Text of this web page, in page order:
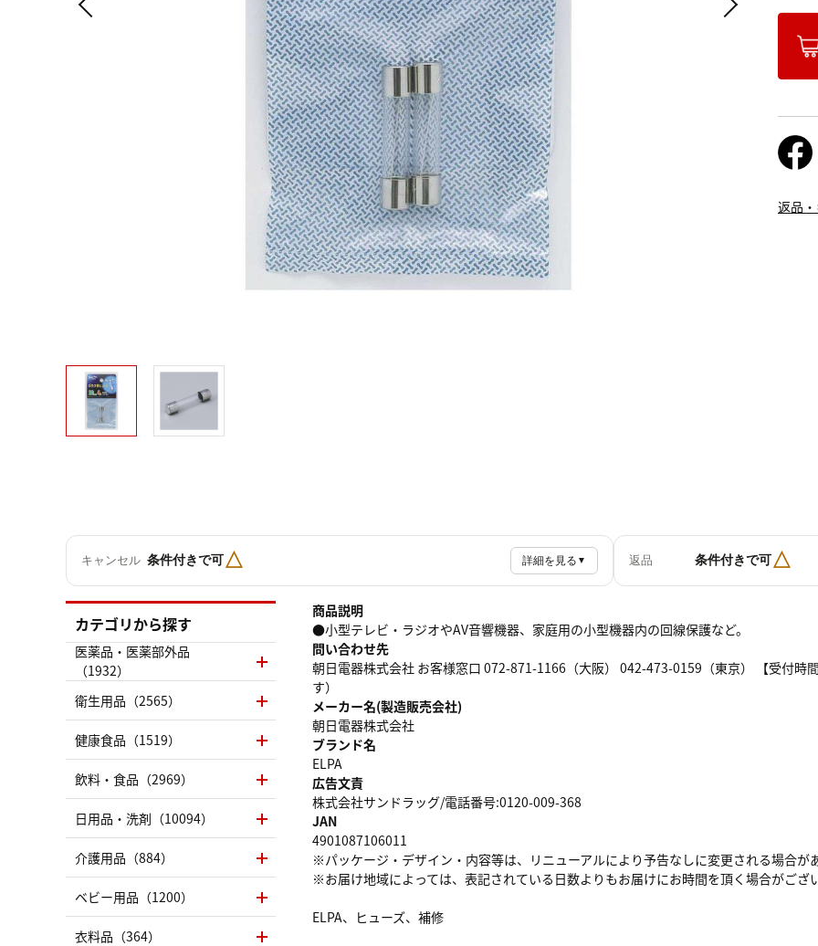
返品
キャンセル 条件付きで可△ 詳細を見る ▼ 返品 条件付きで可△
商品説明
●小型テレビ・ラジオやAV音響機器、家庭用の小型機器内の回線保護など。
問い合わせ先
朝日電器株式会社 お客様窓口 072-871-1166（大阪） 042-473-0159（東京） 【受付
す）
メーカー名(製造販売会社)
朝日電器株式会社
ブランド名
ELPA
広告文責
株式会社サンドラッグ/電話番号:0120-009-368
JAN
4901087106011
※パッケージ・デザイン・内容等は、リニューアルにより予告なしに変更される場合が
※お届け地域によっては、表記されている日数よりもお届けにお時間を頂く場合がござ
ELPA、ヒューズ、補修
カテゴリから探す
医薬品・医薬部外品
（1932）
衛生用品（2565）
健康食品（1519）
飲料・食品（2969）
日用品・洗剤（10094）
介護用品（884）
ベビー用品（1200）
衣料品（364）